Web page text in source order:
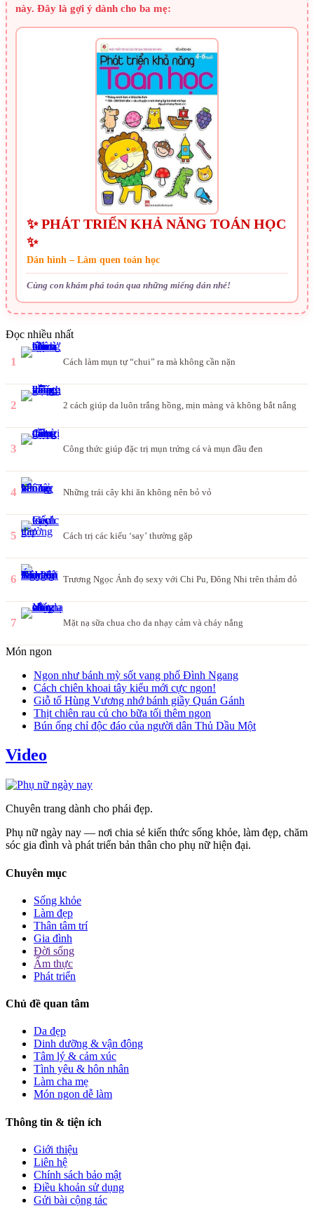
này. Đây là gợi ý dành cho ba mẹ:
✨ PHÁT TRIỂN KHẢ NĂNG TOÁN HỌC
✨
Dán hình – Làm quen toán học
Cùng con khám phá toán qua những miếng dán nhé!
Đọc nhiều nhất
1 Cách làm mụn tự “chui” ra mà không cần nặn
2 2 cách giúp da luôn trắng hồng, mịn màng và không bắt nắng
3 Công thức giúp đặc trị mụn trứng cá và mụn đầu đen
4 Những trái cây khi ăn không nên bỏ vỏ
5 Cách trị các kiểu ‘say’ thường gặp
6 Trương Ngọc Ánh đọ sexy với Chi Pu, Đông Nhi trên thảm đỏ
7 Mặt nạ sữa chua cho da nhạy cảm và cháy nắng
Món ngon
Ngon như bánh mỳ sốt vang phố Đình Ngang
Cách chiên khoai tây kiểu mới cực ngon!
Giỗ tổ Hùng Vương nhớ bánh giầy Quán Gánh
Thịt chiên rau củ cho bữa tối thêm ngon
Bún ống chỉ độc đáo của người dân Thủ Dầu Một
Video
Chuyên trang dành cho phái đẹp.
Phụ nữ ngày nay — nơi chia sẻ kiến thức sống khỏe, làm đẹp, chăm
sóc gia đình và phát triển bản thân cho phụ nữ hiện đại.
Chuyên mục
Sống khỏe
Làm đẹp
Thân tâm trí
Gia đình
Đời sống
Ẩm thực
Phát triển
Chủ đề quan tâm
Da đẹp
Dinh dưỡng & vận động
Tâm lý & cảm xúc
Tình yêu & hôn nhân
Làm cha mẹ
Món ngon dễ làm
Thông tin & tiện ích
Giới thiệu
Liên hệ
Chính sách bảo mật
Điều khoản sử dụng
Gửi bài cộng tác